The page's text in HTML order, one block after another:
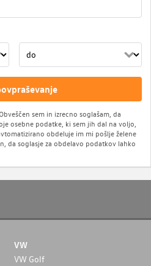
sem in izrecno soglašam, da
osebne podatke, ki sem jih dal na voljo,
obdeluje im mi pošlje želene
da soglasje za obdelavo podatkov lahko
VW
VW Golf